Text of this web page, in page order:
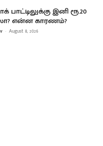
பாட்டிலுக்கு இனி ரூ.20
என்ன காரணம்?
- August 8, 2026